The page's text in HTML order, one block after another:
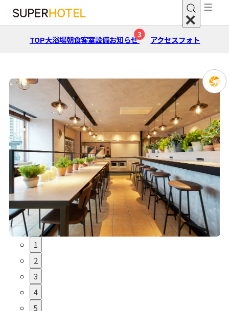
TOP大浴場朝⾷客室設備お知らせ
3
アクセスフォト
1
2
3
4
5